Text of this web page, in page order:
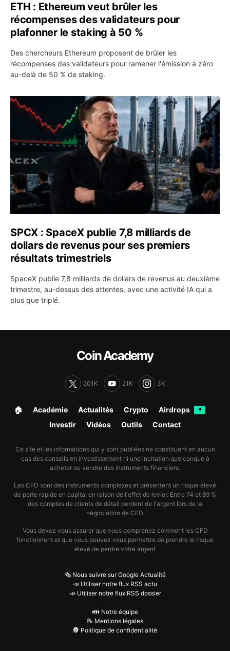
ETH : Ethereum veut brûler les
récompenses des validateurs pour
plafonner le staking à 50 %
Des chercheurs Ethereum proposent de brûler les
récompenses des validateurs pour ramener l'émission à zéro
au-delà de 50 % de staking.
SPCX : SpaceX publie 7,8 milliards de dollars de
SPCX : SpaceX publie 7,8 milliards de
dollars de revenus pour ses premiers
résultats trimestriels
SpaceX publie 7,8 milliards de dollars de revenus au deuxième
trimestre, au-dessus des attentes, avec une activité IA qui a
plus que triplé.
Coin Academy
201K 21K 3K
🏠︎ Académie Actualités Crypto Airdrops ✦
Investir Vidéos Outils Contact
Ce site et les informations qui y sont publiées ne constituent en aucun
cas des conseils en investissement ni une incitation quelconque à
acheter ou vendre des instruments financiers.
Les CFD sont des instruments complexes et présentent un risque élevé
de perte rapide en capital en raison de l'effet de levier. Entre 74 et 89 %
des comptes de clients de détail perdent de l'argent lors de la
négociation de CFD.
Vous devez vous assurer que vous comprenez comment les CFD
fonctionnent et que vous pouvez vous permettre de prendre le risque
élevé de perdre votre argent
🗞️ Nous suivre sur Google Actualité
📣 Utiliser notre flux RSS actu
📣 Utiliser notre flux RSS dossier
👪 Notre équipe
📝 Mentions légales
🕵️ Politique de confidentialité